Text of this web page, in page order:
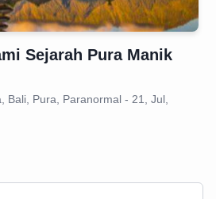
Sejarah Pura Manik
Bali, Pura, Paranormal - 21, Jul,